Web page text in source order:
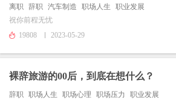
离职 辞职 汽车制造 职场人生
职业发展
祝你前程无忧
19808
2023-05-29
裸辞旅游的00后，到底在想什么？
辞职 职场人生 职场心理 职场压力
职业发展